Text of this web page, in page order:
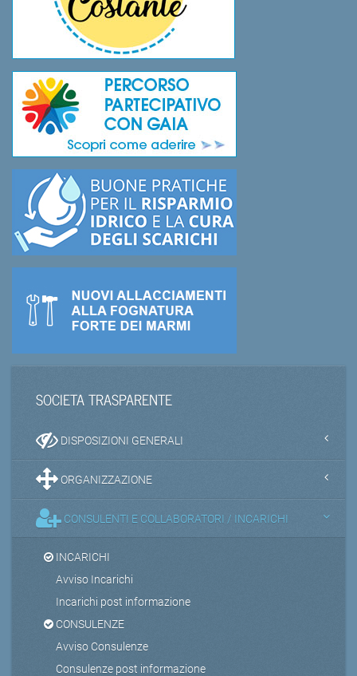
SOCIETA TRASPARENTE
DISPOSIZIONI GENERALI
ORGANIZZAZIONE
CONSULENTI E COLLABORATORI / INCARICHI
INCARICHI
Avviso Incarichi
Incarichi post informazione
CONSULENZE
Avviso Consulenze
Consulenze post informazione